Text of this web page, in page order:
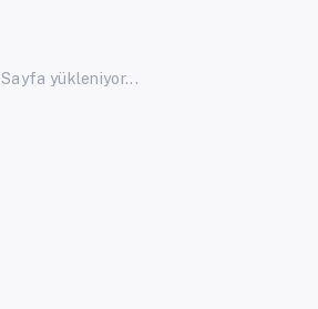
Sayfa yükleniyor...